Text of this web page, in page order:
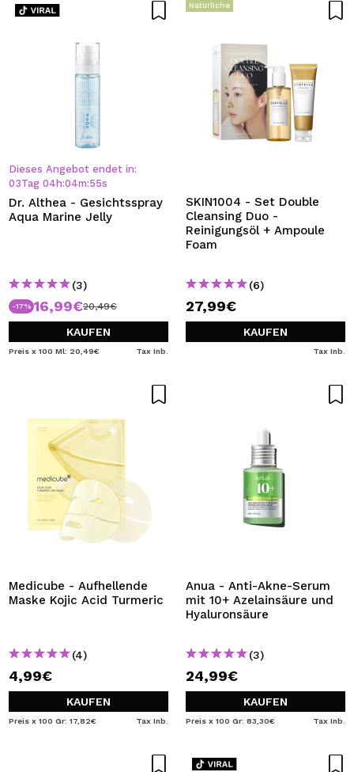
Dieses Angebot endet in:
03Tag 04 h:04m:54s
Dr. Althea - Gesichtsspray
Aqua Marine Jelly
(3)
-17% 16,99€20,49€
KAUFEN
Preis x 100 Ml: 20,49€ Tax Inb.
Natürliche
SKIN1004 - Set Double
Cleansing Duo -
Reinigungsöl + Ampoule
Foam
(6)
27,99€
KAUFEN
Tax Inb.
Medicube - Aufhellende
Maske Kojic Acid Turmeric
(4)
4,99€
KAUFEN
Preis x 100 Gr: 17,82€ Tax Inb.
Anua - Anti-Akne-Serum
mit 10+ Azelainsäure und
Hyaluronsäure
(3)
24,99€
KAUFEN
Preis x 100 Gr: 83,30€ Tax Inb.